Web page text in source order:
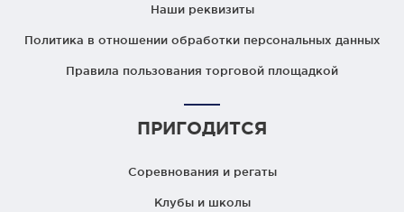
Наши реквизиты
Политика в отношении обработки персональных данных
Правила пользования торговой площадкой
ПРИГОДИТСЯ
Соревнования и регаты
Клубы и школы